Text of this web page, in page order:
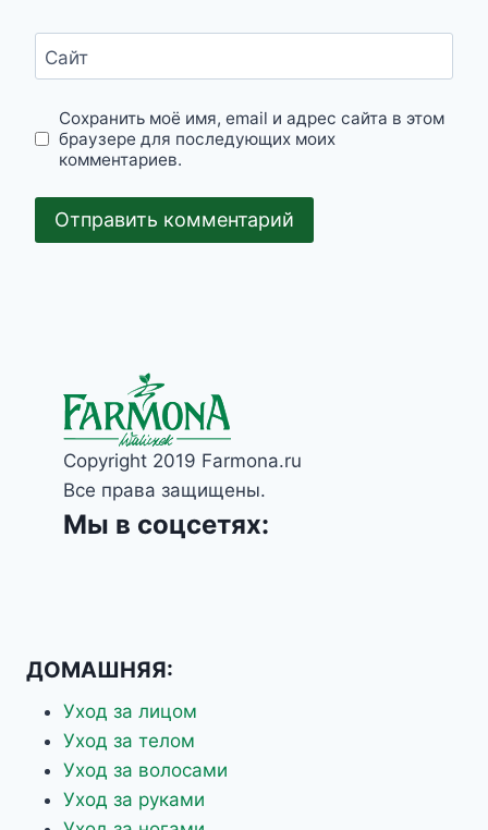
Сайт
Сохранить моё имя, email и адрес сайта в этом
браузере для последующих моих
комментариев.
Copyright 2019 Farmona.ru
Все права защищены.
Мы в соцсетях:
ДОМАШНЯЯ:
Уход за лицом
Уход за телом
Уход за волосами
Уход за руками